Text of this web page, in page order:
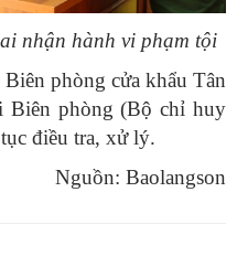
nhận hành vi phạm tội
phòng cửa khẩu Tân
Biên phòng (Bộ chỉ huy
điều tra, xử lý.
Nguồn: Baolangson